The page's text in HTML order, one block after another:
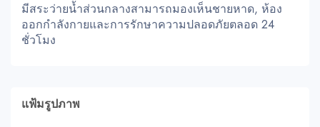
มีสระว่ายน้ำส่วนกลางสามารถมองเห็นชายหาด, ห้อง
ออกกำลังกายและการรักษาความปลอดภัยตลอด 24
ชั่วโมง
แฟ้มรูปภาพ